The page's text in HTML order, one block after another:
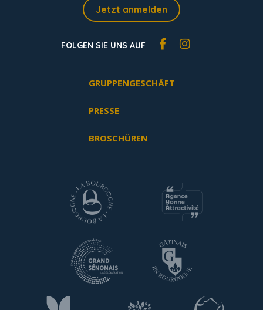
Jetzt anmelden
FOLGEN SIE UNS AUF
GRUPPENGESCHÄFT
PRESSE
BROSCHÜREN